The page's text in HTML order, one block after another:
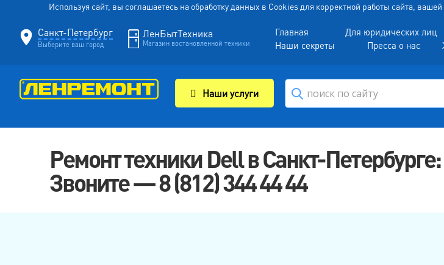
Используя сайт, вы соглашаетесь на обработку данных в Cookies для корректной работы сайта,
Санкт-Петербург
Выберите ваш город
ЛенБытТехника
Магазин востановленной техники
Главная Для юридических лиц
Наши секреты
Пресса о нас
Наши услуги
Ремонт техники Dell в Санкт-Петербурге:
Звоните — 8 (812) 344 44 44